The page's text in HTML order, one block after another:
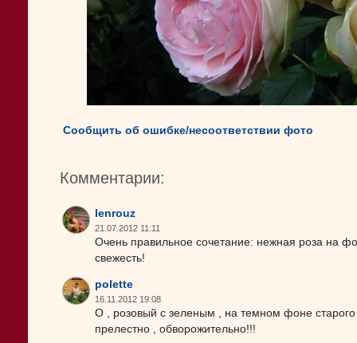
Сообщить об ошибке/несоответствии фото
Комментарии:
lenrouz
21.07.2012 11:11
Очень правильное сочетание: нежная роза на
свежесть!
polette
16.11.2012 19:08
О , розовый с зеленым , на темном фоне
прелестно , обворожительно!!!